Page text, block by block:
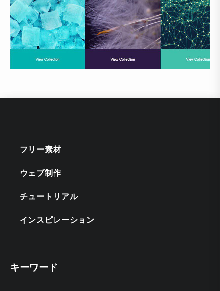
フリー素材
ウェブ制作
チュートリアル
インスピレーション
キーワード